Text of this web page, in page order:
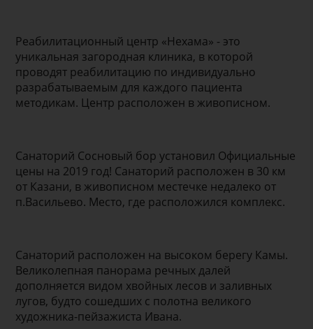
Реабилитационный центр «Нехама» - это
уникальная загородная клиника, в которой
проводят реабилитацию по индивидуально
разрабатываемым для каждого пациента
методикам. Центр расположен в живописном.
Санаторий Сосновый бор установил Официальные
цены на 2019 год! Санаторий расположен в 30 км
от Казани, в живописном местечке недалеко от
п.Васильево. Место, где расположился комплекс.
Санаторий расположен на высоком берегу Камы.
Великолепная панорама речных далей
дополняется видом хвойных лесов и заливных
лугов, будто сошедших с полотна великого
художника-пейзажиста Ивана.